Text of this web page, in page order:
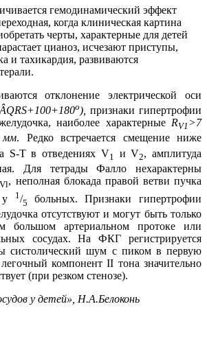
гемодинамический эффект
когда клиническая картина
черты, характерные для детей
цианоз, исчезают приступы,
и тахикардия, развиваются
отклонение электрической оси
о), признаки гипертрофии
наиболее характерныеRV1 >7
мм. Редко встречается смещение ниже
S-Т в отведениях V1 и V2, амплитуда
Для тетрады Фалло нехарактерны
Vl, неполная блокада правой ветви пучка
у
1 /5 больных. Признаки гипертрофии
отсутствуют и могут быть только
большом артериальном протоке или
сосудах. На ФКГ регистрируется
систолический шум с пиком в первую
компонент II тона значительно
(при резком стенозе).
у детей», Н.А.Белоконь